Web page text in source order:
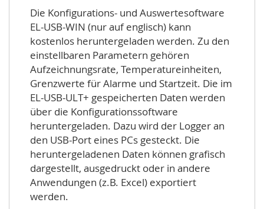
Die Konfigurations- und Auswertesoftware
EL-USB-WIN (nur auf englisch) kann
kostenlos heruntergeladen werden. Zu den
einstellbaren Parametern gehören
Aufzeichnungsrate, Temperatureinheiten,
Grenzwerte für Alarme und Startzeit. Die im
EL-USB-ULT+ gespeicherten Daten werden
über die Konfigurationssoftware
heruntergeladen. Dazu wird der Logger an
den USB-Port eines PCs gesteckt. Die
heruntergeladenen Daten können grafisch
dargestellt, ausgedruckt oder in andere
Anwendungen (z.B. Excel) exportiert
werden.